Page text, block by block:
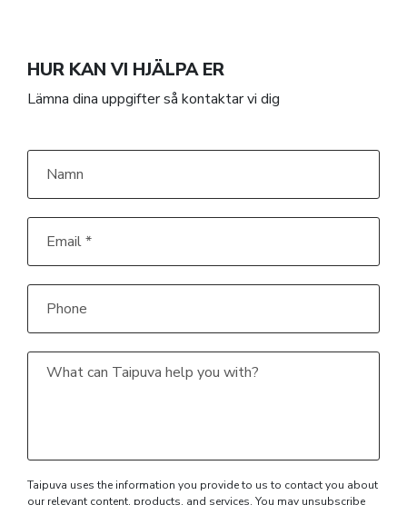
HUR KAN VI HJÄLPA ER
Lämna dina uppgifter så kontaktar vi dig
Namn
Email
Phone
What
can
Taipuva uses the information you provide to us to contact you about
our relevant content, products, and services. You may unsubscribe